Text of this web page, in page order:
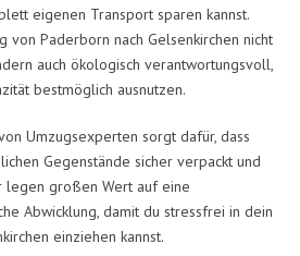
eigenen Transport sparen kannst.
von Paderborn nach Gelsenkirchen nicht
auch ökologisch verantwortungsvoll,
bestmöglich ausnutzen.
Umzugsexperten sorgt dafür, dass
Gegenstände sicher verpackt und
legen großen Wert auf eine
Abwicklung, damit du stressfrei in dein
einziehen kannst.